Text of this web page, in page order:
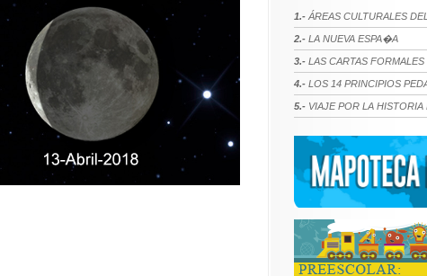
1.- ÁREAS CULTURALES
2.- LA NUEVA ESPA�A
3.- LAS CARTAS FORMALES
4.- LOS 14 PRINCIPIOS
5.- VIAJE POR LA HISTORIA